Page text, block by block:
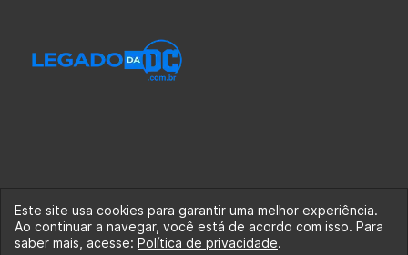
© 2020-2026 Legado da DC, uma empresa da Legado
Enterprises.
Este site usa cookies para garantir uma melhor experiência.
Ao continuar a navegar, você está de acordo com isso. Para
saber mais, acesse: Política de privacidade.